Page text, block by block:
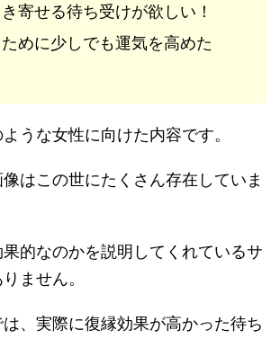
寄せる待ち受けが欲しい！
めに少しでも運気を高めた
うな女性に向けた内容です。
はこの世にたくさん存在していま
的なのかを説明してくれているサ
ません。
、実際に復縁効果が高かった待ち